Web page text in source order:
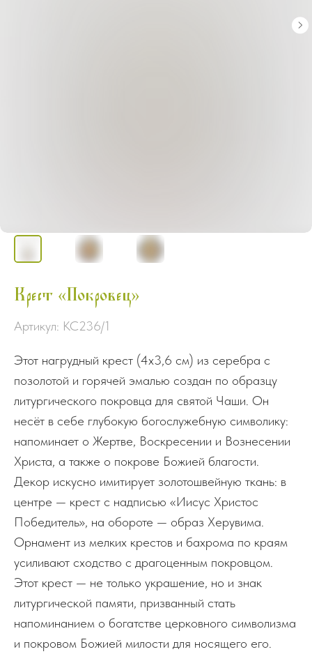
Крест «Покровец»
Артикул: КС236/1
Этот нагрудный крест (4х3,6 см) из серебра с
позолотой и горячей эмалью создан по образцу
литургического покровца для святой Чаши. Он
несёт в себе глубокую богослужебную символику:
напоминает о Жертве, Воскресении и Вознесении
Христа, а также о покрове Божией благости.
Декор искусно имитирует золотошвейную ткань: в
центре — крест с надписью «Иисус Христос
Победитель», на обороте — образ Херувима.
Орнамент из мелких крестов и бахрома по краям
усиливают сходство с драгоценным покровцом.
Этот крест — не только украшение, но и знак
литургической памяти, призванный стать
напоминанием о богатстве церковного символизма
и покровом Божией милости для носящего его.